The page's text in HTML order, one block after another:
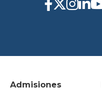
Admisiones